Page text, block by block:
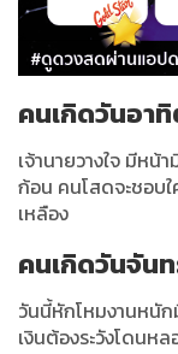
คนเกิดวันอา
เจ้านายวางใจ มีหน้
ก้อน คนโสดจะชอบ
เหลือง
คนเกิดวันจัน
วันนี้หักโหมงานหนัก
เงินต้องระวังโดนหล